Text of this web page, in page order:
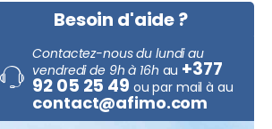
Besoin d'aide ?
Contactez-nous du lundi au
vendredi de 9h à 16h au +377
92 05 25 49 ou par mail à au
contact@afimo.com